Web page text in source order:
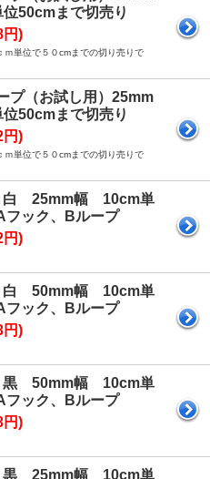
50cmまで切売り
円)
ｍ単位で５０cmまでの切り売りで
プ（お試し用）25mm
50cmまで切売り
円)
ｍ単位で５０cmまでの切り売りで
25mm幅 10cm単
ック、Bループ
円)
50mm幅 10cm単
ック、Bループ
円)
50mm幅 10cm単
ック、Bループ
円)
25mm幅 10cm単